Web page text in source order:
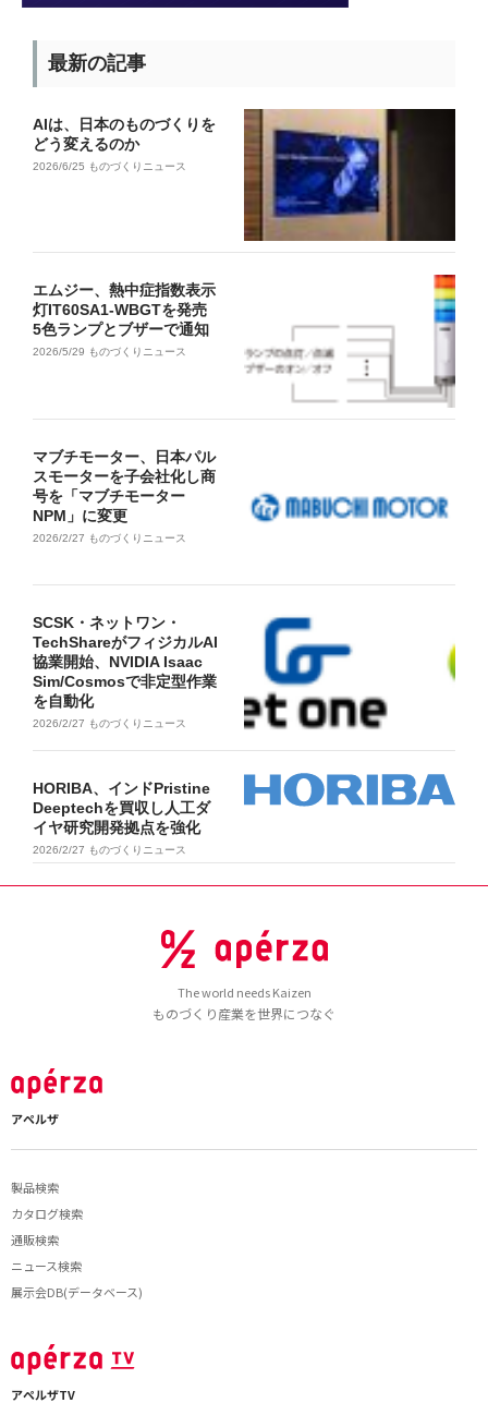
最新の記事
AIは、日本のものづくりを
どう変えるのか
2026/6/25 ものづくりニュース
エムジー、熱中症指数表示
灯IT60SA1-WBGTを発売
5色ランプとブザーで通知
2026/5/29 ものづくりニュース
マブチモーター、日本パル
スモーターを子会社化し商
号を「マブチモーター
NPM」に変更
2026/2/27 ものづくりニュース
SCSK・ネットワン・
TechShareがフィジカルAI
協業開始、NVIDIA Isaac
Sim/Cosmosで非定型作業
を自動化
2026/2/27 ものづくりニュース
HORIBA、インドPristine
Deeptechを買収し人工ダ
イヤ研究開発拠点を強化
2026/2/27 ものづくりニュース
The world needs Kaizen
ものづくり産業を世界につなぐ
アペルザ
製品検索
カタログ検索
通販検索
ニュース検索
展示会DB(データベース)
アペルザTV